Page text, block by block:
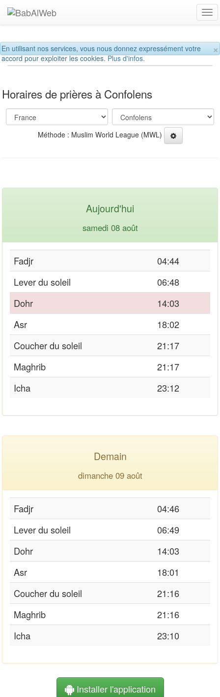
×
En utilisant nos services, vous nous donnez expressément votre
accord pour exploiter les cookies.Plus d'infos.
Horaires de prières à Confolens
Méthode : Muslim World League (MWL)
Aujourd'hui
samedi 08 août
Fadjr
04:44
Lever du soleil
06:48
Dohr
14:03
Asr
18:02
Coucher du soleil
21:17
Maghrib
21:17
Icha
23:12
Demain
dimanche 09 août
Fadjr
04:46
Lever du soleil
06:49
Dohr
14:03
Asr
18:01
Coucher du soleil
21:16
Maghrib
21:16
Icha
23:10
Installer l'application